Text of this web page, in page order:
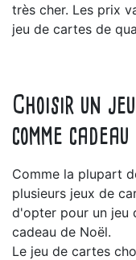
très cher. Les prix
jeu de cartes de
Choisir un
comme
Comme la plupart
plusieurs jeux de
d'opter pour un jeu
cadeau de Noël.
Le jeu de cartes